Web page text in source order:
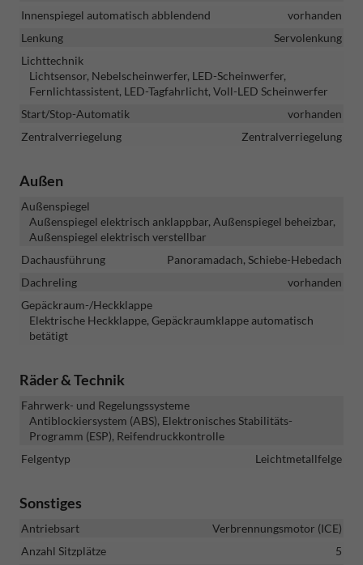
Innenspiegel automatisch abblendend
vorhanden
Lenkung
Servolenkung
Lichttechnik
Lichtsensor, Nebelscheinwerfer, LED-Scheinwerfer,
Fernlichtassistent, LED-Tagfahrlicht, Voll-LED Scheinwerfer
Start/Stop-Automatik
vorhanden
Zentralverriegelung
Zentralverriegelung
Außen
Außenspiegel
Außenspiegel elektrisch anklappbar, Außenspiegel beheizbar,
Außenspiegel elektrisch verstellbar
Dachausführung
Panoramadach, Schiebe-Hebedach
Dachreling
vorhanden
Gepäckraum-/Heckklappe
Elektrische Heckklappe, Gepäckraumklappe automatisch
betätigt
Räder & Technik
Fahrwerk- und Regelungssysteme
Antiblockiersystem (ABS), Elektronisches Stabilitäts-
Programm (ESP), Reifendruckkontrolle
Felgentyp
Leichtmetallfelge
Sonstiges
Antriebsart
Verbrennungsmotor (ICE)
Anzahl Sitzplätze
5